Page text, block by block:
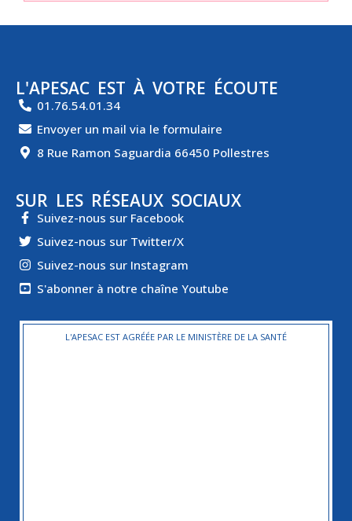
L'APESAC EST À VOTRE ÉCOUTE
01.76.54.01.34
Envoyer un mail via le formulaire
8 Rue Ramon Saguardia 66450 Pollestres
SUR LES RÉSEAUX SOCIAUX
Suivez-nous sur Facebook
Suivez-nous sur Twitter/X
Suivez-nous sur Instagram
S'abonner à notre chaîne Youtube
L'APESAC EST AGRÉÉE PAR LE MINISTÈRE DE LA SANTÉ